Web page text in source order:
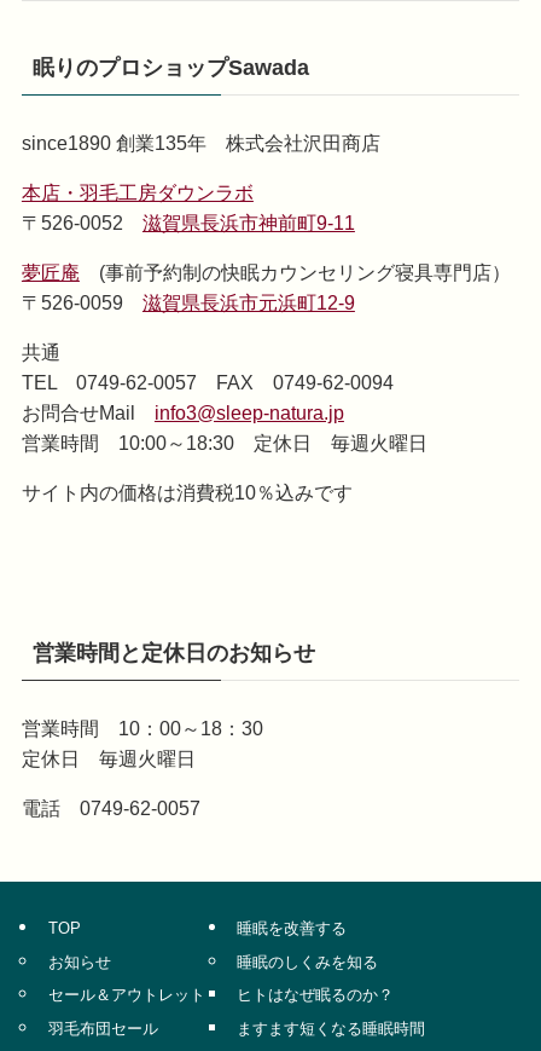
眠りのプロショップSawada
since1890 創業135年 株式会社沢田商店
本店・羽毛工房ダウンラボ
〒526-0052 滋賀県長浜市神前町9-11
夢匠庵 (事前予約制の快眠カウンセリング寝具専門店）
〒526-0059 滋賀県長浜市元浜町12-9
共通
TEL 0749-62-0057 FAX 0749-62-0094
お問合せMail info3@sleep-natura.jp
営業時間 10:00～18:30 定休日 毎週火曜日
サイト内の価格は消費税10％込みです
営業時間と定休日のお知らせ
営業時間 10：00～18：30
定休日 毎週火曜日
電話 0749-62-0057
TOP
お知らせ
セール＆アウトレット
羽毛布団セール
睡眠を改善する
睡眠のしくみを知る
ヒトはなぜ眠るのか？
ますます短くなる睡眠時間